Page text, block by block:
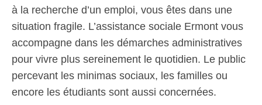
à la recherche d’un emploi, vous êtes dans une
situation fragile. L’assistance sociale Ermont vous
accompagne dans les démarches administratives
pour vivre plus sereinement le quotidien. Le public
percevant les minimas sociaux, les familles ou
encore les étudiants sont aussi concernées.